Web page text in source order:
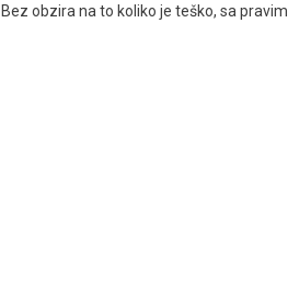
obzira na to koliko je teško, sa pravim